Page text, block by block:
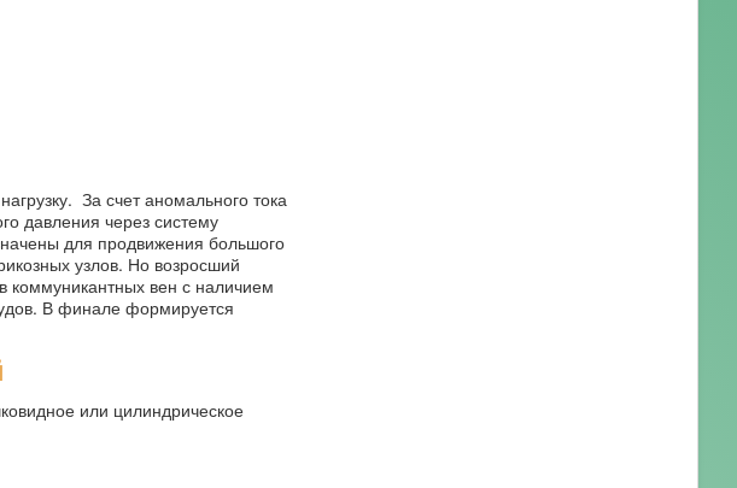
За счет аномального тока
давления через систему
для продвижения большого
узлов. Но возросший
коммуникантных вен с наличием
В финале формируется
или цилиндрическое